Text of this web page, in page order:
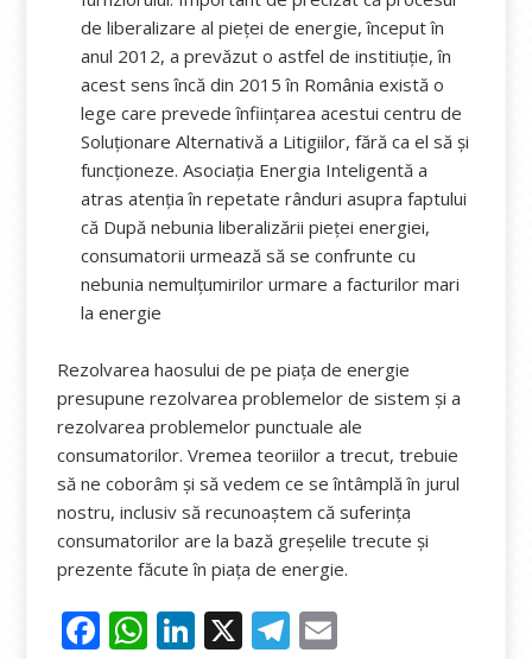
de liberalizare al pieței de energie, început în
anul 2012, a prevăzut o astfel de institiuție, în
acest sens încă din 2015 în România există o
lege care prevede înființarea acestui centru de
Soluționare Alternativă a Litigiilor, fără ca el să și
funcționeze. Asociația Energia Inteligentă a
atras atenția în repetate rânduri asupra faptului
că După nebunia liberalizării pieței energiei,
consumatorii urmează să se confrunte cu
nebunia nemulțumirilor urmare a facturilor mari
la energie
Rezolvarea haosului de pe piața de energie
presupune rezolvarea problemelor de sistem și a
rezolvarea problemelor punctuale ale
consumatorilor. Vremea teoriilor a trecut, trebuie
să ne coborâm și să vedem ce se întâmplă în jurul
nostru, inclusiv să recunoaștem că suferința
consumatorilor are la bază greșelile trecute și
prezente făcute în piața de energie.
F W Li X T